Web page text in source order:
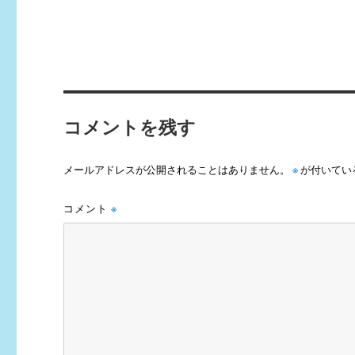
コメントを残す
メールアドレスが公開されることはありません。 ※が付いてい
コメント※